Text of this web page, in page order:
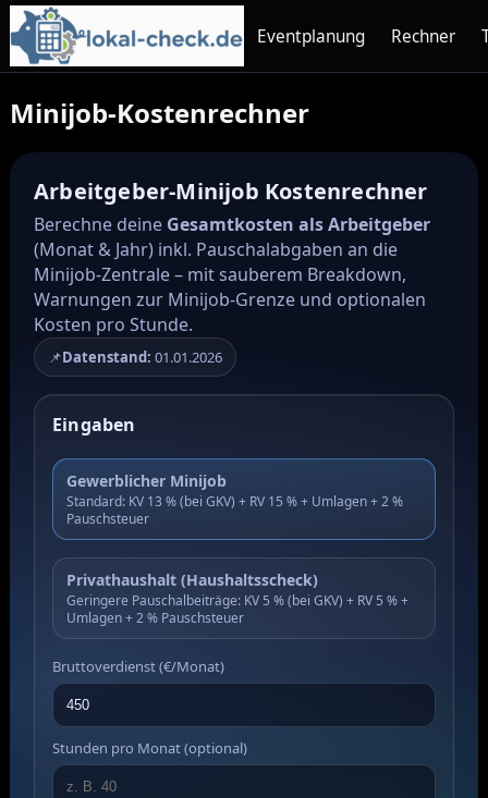
Eventplanung Rechner
Minijob-Kostenrechner
Arbeitgeber-Minijob Kostenrechner
Berechne deine Gesamtkosten als Arbeitgeber
(Monat & Jahr) inkl. Pauschalabgaben an die
Minijob-Zentrale – mit sauberem Breakdown,
Warnungen zur Minijob-Grenze und optionalen
Kosten pro Stunde.
📌Datenstand: 01.01.2026
Eingaben
Gewerblicher Minijob
Standard: KV 13 % (bei GKV) + RV 15 % + Umlagen + 2 %
Pauschsteuer
Privathaushalt (Haushaltsscheck)
Geringere Pauschalbeiträge: KV 5 % (bei GKV) + RV 5 % +
Umlagen + 2 % Pauschsteuer
Bruttoverdienst (€/Monat)
Stunden pro Monat (optional)